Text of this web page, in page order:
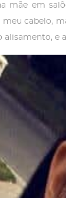
mãe em
cabelo,
alisamento, e